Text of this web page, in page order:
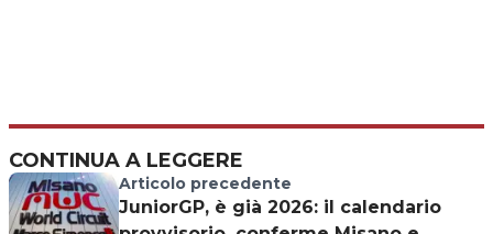
CONTINUA A LEGGERE
Articolo precedente
JuniorGP, è già 2026: il calendario